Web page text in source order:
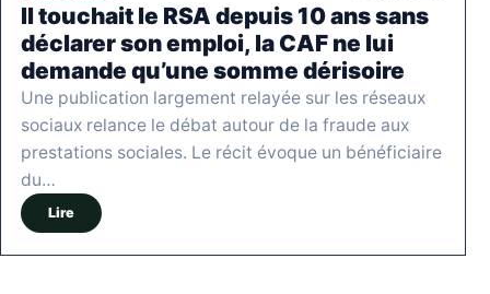
Il touchait le RSA depuis 10 ans sans
déclarer son emploi, la CAF ne lui
demande qu’une somme dérisoire
Une publication largement relayée sur les réseaux
sociaux relance le débat autour de la fraude aux
prestations sociales. Le récit évoque un bénéficiaire
du…
Lire